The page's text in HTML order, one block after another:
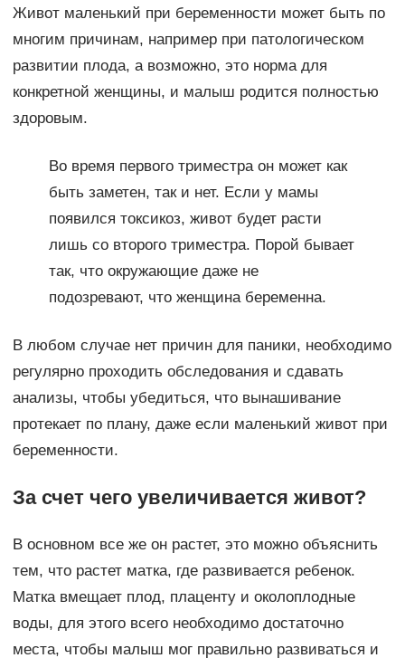
Живот маленький при беременности может быть по
многим причинам, например при патологическом
развитии плода, а возможно, это норма для
конкретной женщины, и малыш родится полностью
здоровым.
Во время первого триместра он может как
быть заметен, так и нет. Если у мамы
появился токсикоз, живот будет расти
лишь со второго триместра. Порой бывает
так, что окружающие даже не
подозревают, что женщина беременна.
В любом случае нет причин для паники, необходимо
регулярно проходить обследования и сдавать
анализы, чтобы убедиться, что вынашивание
протекает по плану, даже если маленький живот при
беременности.
За счет чего увеличивается живот?
В основном все же он растет, это можно объяснить
тем, что растет матка, где развивается ребенок.
Матка вмещает плод, плаценту и околоплодные
воды, для этого всего необходимо достаточно
места, чтобы малыш мог правильно развиваться и